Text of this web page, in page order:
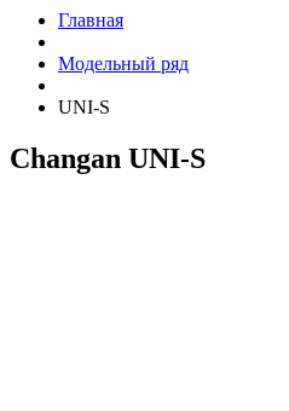
Главная
Модельный ряд
UNI-S
Changan UNI-S